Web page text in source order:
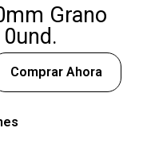
Grano
Comprar Ahora